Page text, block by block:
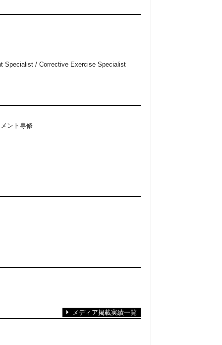
Specialist / Corrective Exercise Specialist
ント専修
メディア掲載実績一覧